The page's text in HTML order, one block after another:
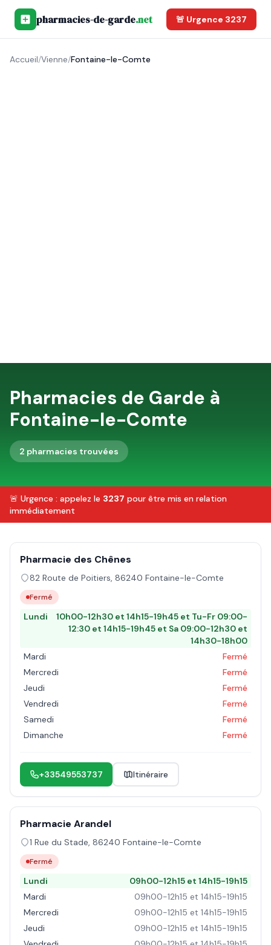
pharmacies-de-garde.net 🚨 Urgence 3237
Accueil/Vienne/Fontaine-le-Comte
Pharmacies de Garde à
Fontaine-le-Comte
2 pharmacies trouvées
🚨 Urgence : appelez le 3237 pour être mis en relation
immédiatement
Pharmacie des Chênes
82 Route de Poitiers, 86240 Fontaine-le-Comte
Fermé
Lundi
10h00-12h30 et 14h15-19h45 et Tu-Fr 09:00-
12:30 et 14h15-19h45 et Sa 09:00-12h30 et
14h30-18h00
Mardi
Fermé
Mercredi
Fermé
Jeudi
Fermé
Vendredi
Fermé
Samedi
Fermé
Dimanche
Fermé
+33549553737 Itinéraire
Pharmacie Arandel
1 Rue du Stade, 86240 Fontaine-le-Comte
Fermé
Lundi
09h00-12h15 et 14h15-19h15
Mardi
09h00-12h15 et 14h15-19h15
Mercredi
09h00-12h15 et 14h15-19h15
Jeudi
09h00-12h15 et 14h15-19h15